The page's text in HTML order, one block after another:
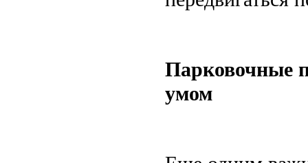
Парковочные
умом